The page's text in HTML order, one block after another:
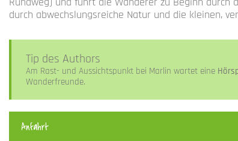
durch abwechslungsreiche Natur und die kleinen,
Tip des Authors
Am Rast- und Aussichtspunkt bei Marlin wartet eine
Wanderfreunde.
Anfahrt